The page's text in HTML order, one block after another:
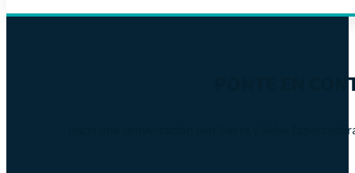
PONTE EN
Inicia una conversación con Sierra y Selva